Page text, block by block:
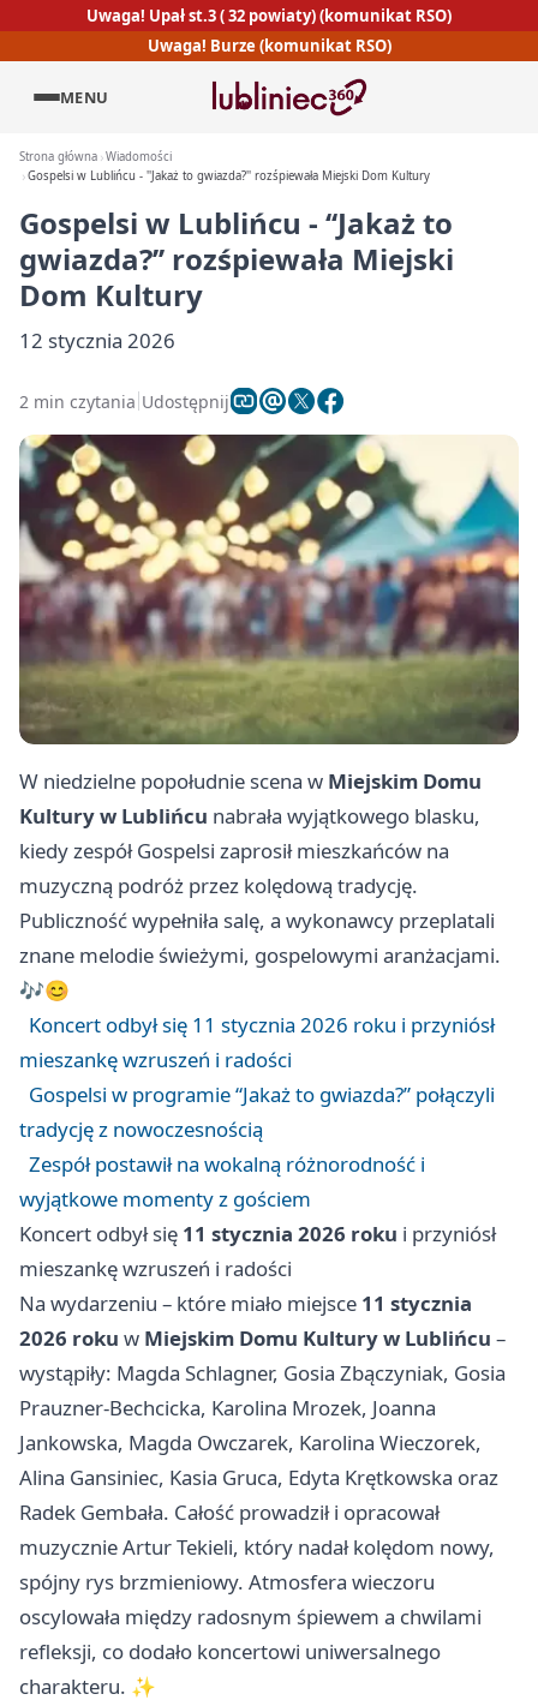
Uwaga! Upał st.3 ( 32 powiaty) (komunikat RSO)
Uwaga! Burze (komunikat RSO)
MENU
Strona główna Wiadomości
Gospelsi w Lublińcu - ''Jakaż to gwiazda?'' rozśpiewała Miejski Dom Kultury
Gospelsi w Lublińcu - ‘‘Jakaż to
gwiazda?’’ rozśpiewała Miejski
Dom Kultury
12 stycznia 2026
2 min czytania Udostępnij
W niedzielne popołudnie scena w Miejskim Domu
Kultury w Lublińcu nabrała wyjątkowego blasku,
kiedy zespół Gospelsi zaprosił mieszkańców na
muzyczną podróż przez kolędową tradycję.
Publiczność wypełniła salę, a wykonawcy przeplatali
znane melodie świeżymi, gospelowymi aranżacjami.
🎶😊
Koncert odbył się 11 stycznia 2026 roku i przyniósł
mieszankę wzruszeń i radości
Gospelsi w programie “Jakaż to gwiazda?” połączyli
tradycję z nowoczesnością
Zespół postawił na wokalną różnorodność i
wyjątkowe momenty z gościem
Koncert odbył się 11 stycznia 2026 roku i przyniósł
mieszankę wzruszeń i radości
Na wydarzeniu – które miało miejsce 11 stycznia
2026 roku w Miejskim Domu Kultury w Lublińcu –
wystąpiły: Magda Schlagner, Gosia Zbączyniak, Gosia
Prauzner-Bechcicka, Karolina Mrozek, Joanna
Jankowska, Magda Owczarek, Karolina Wieczorek,
Alina Gansiniec, Kasia Gruca, Edyta Krętkowska oraz
Radek Gembała. Całość prowadził i opracował
muzycznie Artur Tekieli, który nadał kolędom nowy,
spójny rys brzmieniowy. Atmosfera wieczoru
oscylowała między radosnym śpiewem a chwilami
refleksji, co dodało koncertowi uniwersalnego
charakteru. ✨